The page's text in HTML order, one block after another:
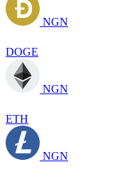
NGN
DOGE
NGN
ETH
NGN